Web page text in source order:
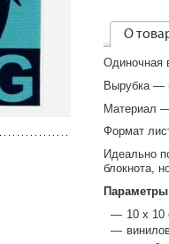
О
Одиночная
Вырубка —
Материал
Формат
Идеально
блокнота,
Параметры
10 х